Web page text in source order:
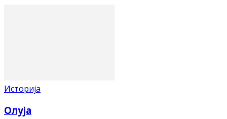
Историја
Олуја